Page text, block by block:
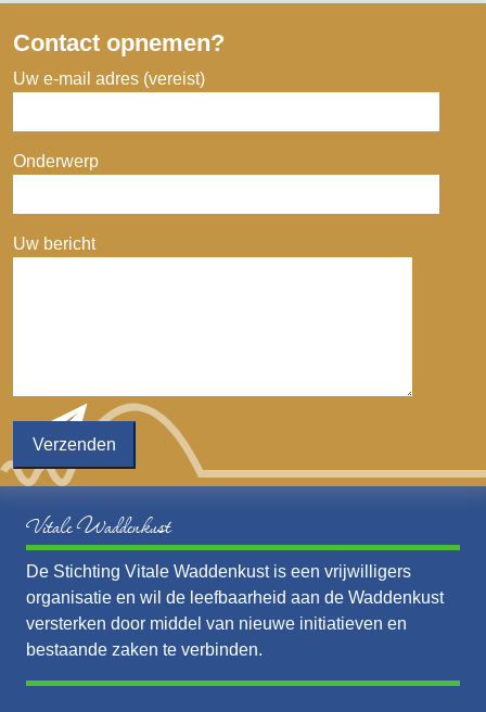
Contact opnemen?
Uw e-mail adres (vereist)
Onderwerp
Uw bericht
Vitale Waddenkust
De Stichting Vitale Waddenkust is een vrijwilligers
organisatie en wil de leefbaarheid aan de Waddenkust
versterken door middel van nieuwe initiatieven en
bestaande zaken te verbinden.